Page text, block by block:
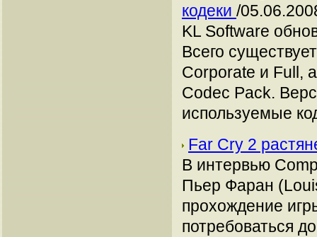
кодеки /
KL Software
Всего
Corporate и Full,
Codec Pack.
используемые
Far Cry 2
В интервью
Пьер Фаран
прохождение
потребоваться